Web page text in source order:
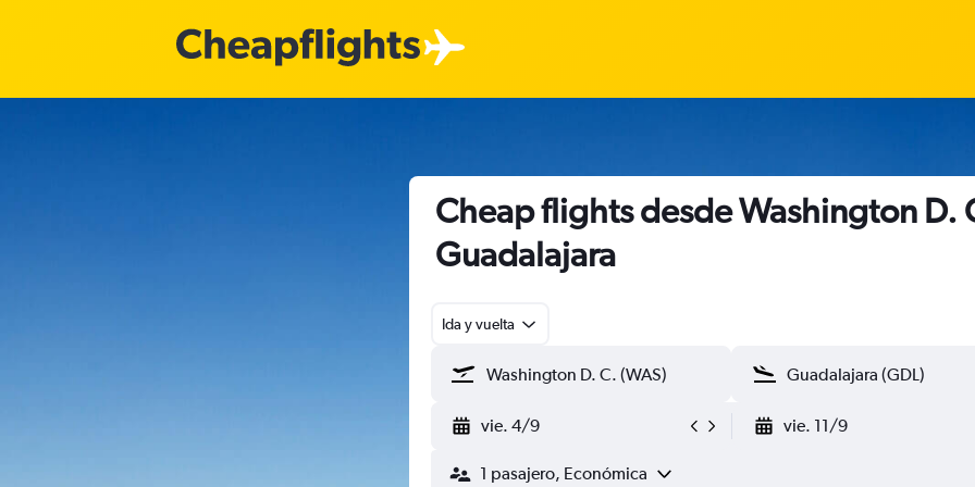
Cheap flights desde Washington D.
Guadalajara
Ida y vuelta
vie. 4/9 vie. 11/9
1 pasajero, Económica